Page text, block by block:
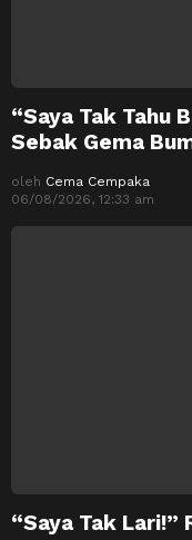
“Saya Tak Tahu
Sebak Gema
oleh Cema Cempaka
06/08/2026, 12:33 am
“Saya Tak Lari!”